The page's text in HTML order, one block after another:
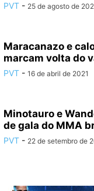
PVT - 25 de agosto de
Maracanazo e
marcam volta do
PVT - 16 de abril de 2021
Minotauro e
de gala do MMA
PVT - 22 de setembro de